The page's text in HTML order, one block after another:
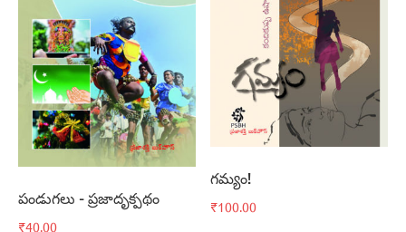
పండుగలు – ప్రజాదృక్పథం
₹40.00
గమ్యం!
₹100.00